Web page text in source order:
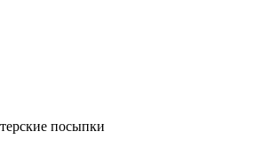
посыпки